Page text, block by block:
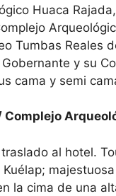
Huaca
Tumbas Reales
y su
cama y semi
al hotel.
la cima de una